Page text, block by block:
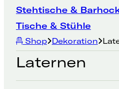
Stehtische &
Tische & Stühle
Shop Dekoration
Laternen